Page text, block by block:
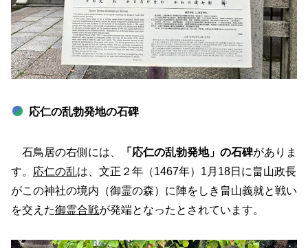
応仁の乱勃発地の石碑
石鳥居の右側には、 「応仁の乱勃発地」の石碑がありま
す。 応仁の乱は、文正２年（1467年）1月18日に畠山政長
がこの神社の境内（御霊の森）に陣をしき畠山義就と戦い
を交えた御霊合戦が発端となったとされています。